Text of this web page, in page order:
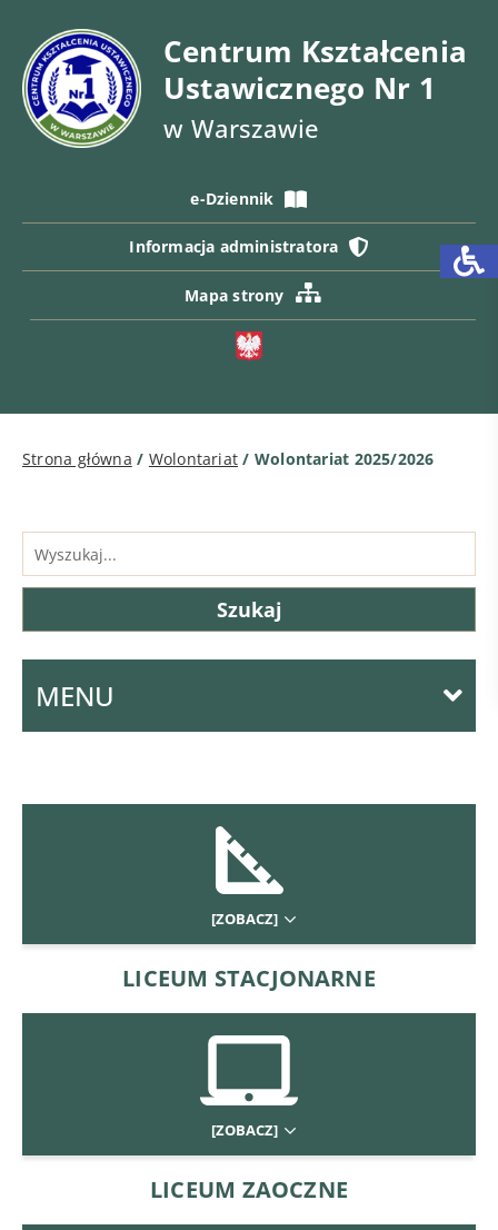
Centrum Kształcenia
Ustawicznego Nr 1
w Warszawie
e-Dziennik
Informacja administratora
Mapa strony
Strona główna / Wolontariat/Wolontariat 2025/2026
MENU
[ZOBACZ]
LICEUM STACJONARNE
[ZOBACZ]
LICEUM ZAOCZNE